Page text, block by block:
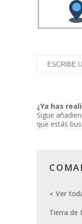
¿Ya has
Sigue
que estás
Ver
Tierra de